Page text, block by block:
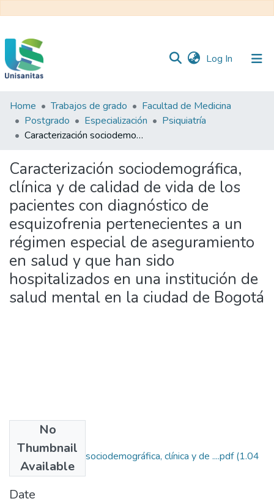
Log In (current)
Inicio
Web
Unisanitas
Web
Home Trabajos de grado
Facultad de Medicina
Postgrado
Especialización
Psiquiatría
Caracterización sociodemográfica, clínica y de calidad de vida de los pacientes con diagnóstico de esquizofrenia pertenecientes a un régimen especial de aseguramiento en salud y que han sido hospitalizados en una institución de salud mental en la ciudad de Bogotá
Caracterización sociodemográfica,
clínica y de calidad de vida de los
pacientes con diagnóstico de
esquizofrenia pertenecientes a un
régimen especial de aseguramiento
en salud y que han sido
hospitalizados en una institución de
salud mental en la ciudad de Bogotá
No
Thumbnail
Available
Caracterización sociodemográfica, clínica y de ....pdf(1.04
MB)
Date